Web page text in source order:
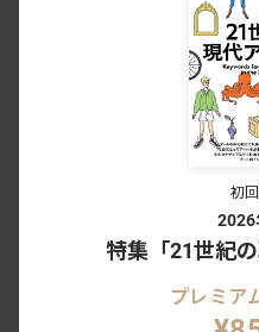
「
ド
初
2026
特集「21世紀の
プレミア